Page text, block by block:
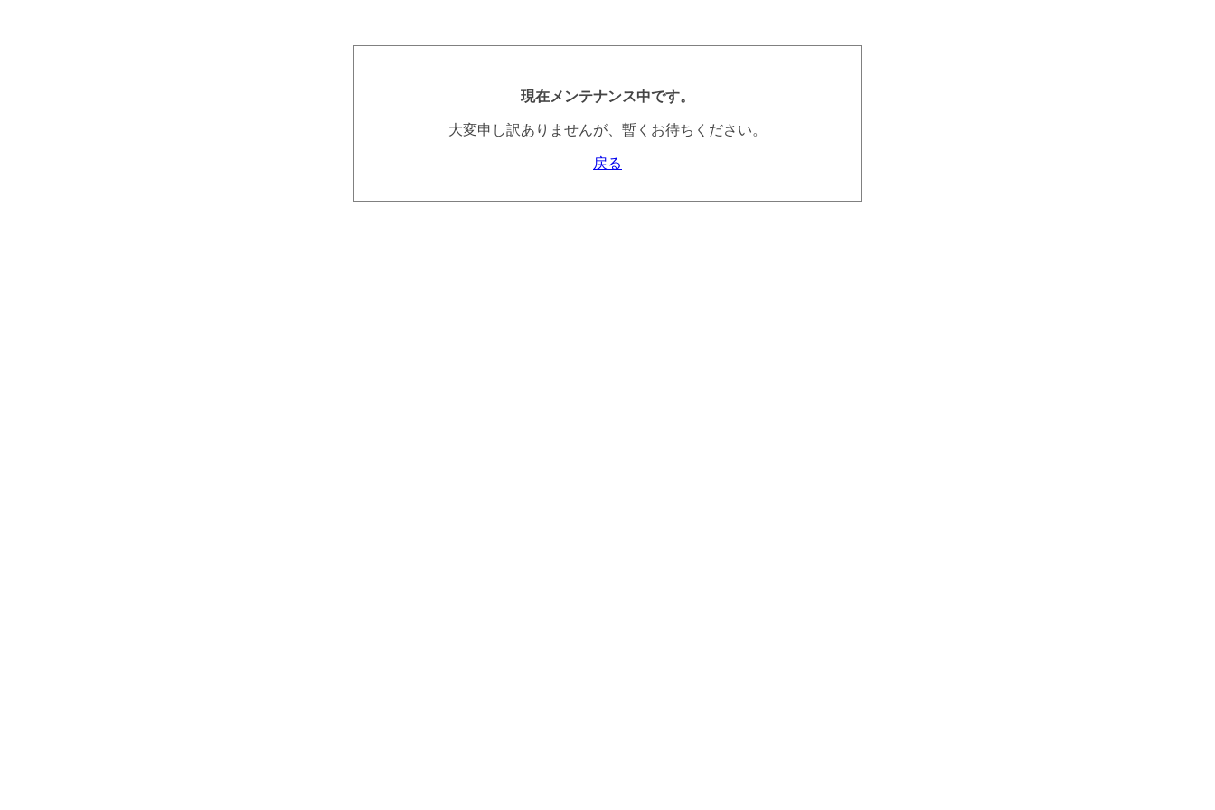
現在メンテナンス中です。
大変申し訳ありませんが、暫くお待ちください。
戻る